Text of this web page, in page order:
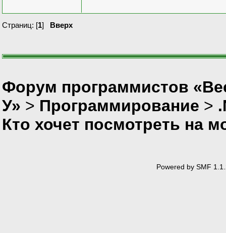
Страниц: [1] Вверх
Форум программистов
У» > Программирование >
Кто хочет посмотреть на
Powered by SMF